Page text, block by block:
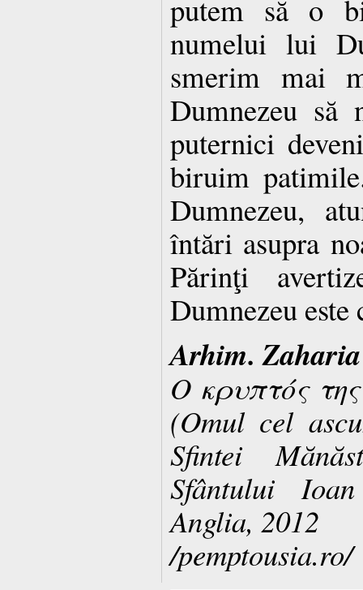
putem să o
numelui lui
smerim mai
Dumnezeu să
puternici
biruim
Dumnezeu,
întări asupra
Părinţi
Dumnezeu
Arhim.
Ο κρυπτός
(Omul cel
Sfintei
Sfântului
Anglia, 2012
/pemptousia.ro/